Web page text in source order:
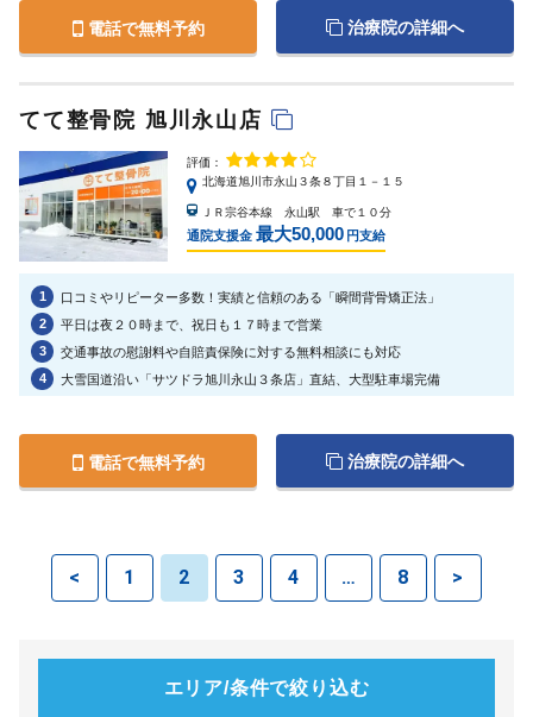
電話で無料予約 治療院の詳細へ
てて整骨院 旭川永山店
評価：
北海道旭川市永山３条８丁目１－１５
ＪＲ宗谷本線 永山駅 車で１０分
通院支援金 最大50,000 円支給
1
口コミやリピーター多数！実績と信頼のある「瞬間背骨矯正法」
2
平日は夜２０時まで、祝日も１７時まで営業
3
交通事故の慰謝料や自賠責保険に対する無料相談にも対応
4
大雪国道沿い「サツドラ旭川永山３条店」直結、大型駐車場完備
電話で無料予約 治療院の詳細へ
< 1 2 3 4 … 8 >
エリア/条件で絞り込む